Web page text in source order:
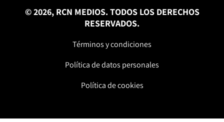
© 2026, RCN MEDIOS. TODOS LOS DERECHOS
RESERVADOS.
Términos y condiciones
Política de datos personales
Política de cookies